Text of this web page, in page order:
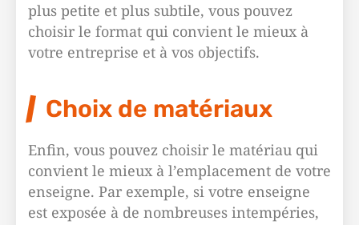
plus petite et plus subtile, vous pouvez
choisir le format qui convient le mieux à
votre entreprise et à vos objectifs.
Choix de matériaux
Enfin, vous pouvez choisir le matériau qui
convient le mieux à l’emplacement de votre
enseigne. Par exemple, si votre enseigne
est exposée à de nombreuses intempéries,